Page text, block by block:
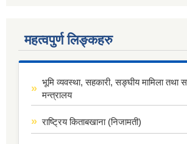
महत्वपुर्ण लिङ्कहरु
भूमि व्यवस्था, सहकारी, सङ्घीय मामिला तथा
मन्त्रालय
राष्ट्रिय किताबखाना (निजामती)